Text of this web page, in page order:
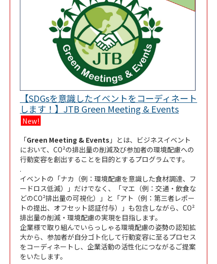
【SDGsを意識したイベントをコーディネート
します！】JTB Green Meeting & EventsLink
New!
「Green Meeting & Events 」とは、ビジネスイベント
において、 CO²の排出量の削減及び参加者の環境配慮への
行動変容を創出することを目的とするプログラムです。
.
イベントの「ナカ（例：環境配慮を意識した食材調達、フ
ードロス低減）」だけでなく、「マエ（例：交通・飲食な
どのCO²排出量の可視化）」と「アト（例：第三者レポー
トの提出、オフセット認証付与）」も包含しながら、CO²
排出量の削減・環境配慮の実現を目指します。
企業様で取り組んでいらっしゃる環境配慮の姿勢の認知拡
大から、参加者が自分ゴト化して行動変容に至るプロセス
をコーディネートし、企業活動の活性化につながるご提案
をいたします。